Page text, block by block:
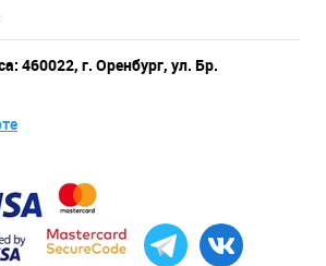
460022, г. Оренбург, ул. Бр.